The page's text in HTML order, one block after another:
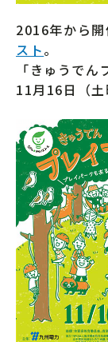
2016年から開
スト。
「きゅうで
11月16日（土